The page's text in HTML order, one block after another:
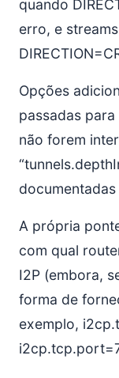
quando
erro, e
Opções
passadas
não forem
A própria
com qual
I2P (embora,
forma de
exemplo,